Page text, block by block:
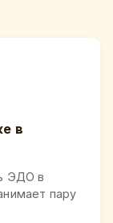
в
ЭДО в
пару